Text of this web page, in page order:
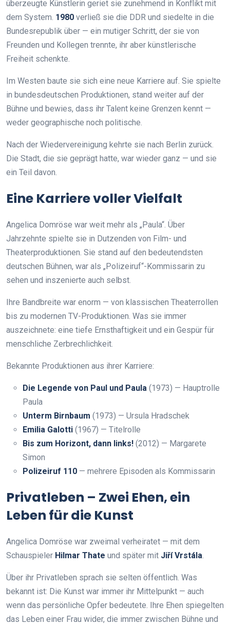
überzeugte Künstlerin geriet sie zunehmend in Konflikt mit
dem System. 1980 verließ sie die DDR und siedelte in die
Bundesrepublik über — ein mutiger Schritt, der sie von
Freunden und Kollegen trennte, ihr aber künstlerische
Freiheit schenkte.
Im Westen baute sie sich eine neue Karriere auf. Sie spielte
in bundesdeutschen Produktionen, stand weiter auf der
Bühne und bewies, dass ihr Talent keine Grenzen kennt —
weder geographische noch politische.
Nach der Wiedervereinigung kehrte sie nach Berlin zurück.
Die Stadt, die sie geprägt hatte, war wieder ganz — und sie
ein Teil davon.
Eine Karriere voller Vielfalt
Angelica Domröse war weit mehr als „Paula“. Über
Jahrzehnte spielte sie in Dutzenden von Film- und
Theaterproduktionen. Sie stand auf den bedeutendsten
deutschen Bühnen, war als „Polizeiruf“-Kommissarin zu
sehen und inszenierte auch selbst.
Ihre Bandbreite war enorm — von klassischen Theaterrollen
bis zu modernen TV-Produktionen. Was sie immer
auszeichnete: eine tiefe Ernsthaftigkeit und ein Gespür für
menschliche Zerbrechlichkeit.
Bekannte Produktionen aus ihrer Karriere:
Die Legende von Paul und Paula (1973) — Hauptrolle
Paula
Unterm Birnbaum (1973) — Ursula Hradschek
Emilia Galotti (1967) — Titelrolle
Bis zum Horizont, dann links! (2012) — Margarete
Simon
Polizeiruf 110 — mehrere Episoden als Kommissarin
Privatleben – Zwei Ehen, ein
Leben für die Kunst
Angelica Domröse war zweimal verheiratet — mit dem
Schauspieler Hilmar Thate und später mit Jiří Vrstála.
Über ihr Privatleben sprach sie selten öffentlich. Was
bekannt ist: Die Kunst war immer ihr Mittelpunkt — auch
wenn das persönliche Opfer bedeutete. Ihre Ehen spiegelten
das Leben einer Frau wider, die immer zwischen Bühne und